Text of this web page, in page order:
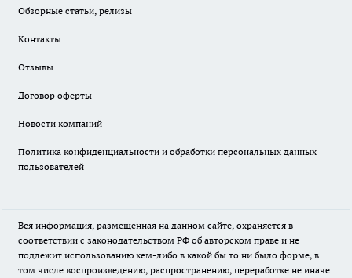
Обзорные статьи, релизы
Контакты
Отзывы
Договор оферты
Новости компаний
Политика конфиденциальности и обработки персональных данных
пользователей
Вся информация, размещенная на данном сайте, охраняется в
соответствии с законодательством РФ об авторском праве и не
подлежит использованию кем-либо в какой бы то ни было форме, в
том числе воспроизведению, распространению, переработке не иначе